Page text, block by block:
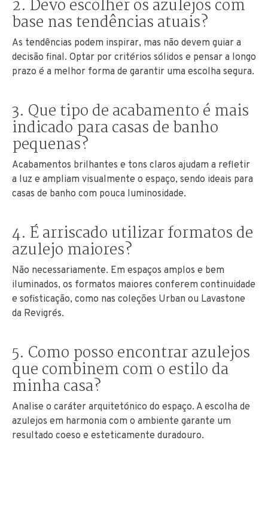
2. Devo escolher os azulejos com
base nas tendências atuais?
As tendências podem inspirar, mas não devem guiar a
decisão final. Optar por critérios sólidos e pensar a longo
prazo é a melhor forma de garantir uma escolha segura.
3. Que tipo de acabamento é mais
indicado para casas de banho
pequenas?
Acabamentos brilhantes e tons claros ajudam a refletir
a luz e ampliam visualmente o espaço, sendo ideais para
casas de banho com pouca luminosidade.
4. É arriscado utilizar formatos de
azulejo maiores?
Não necessariamente. Em espaços amplos e bem
iluminados, os formatos maiores conferem continuidade
e sofisticação, como nas coleções Urban ou Lavastone
da Revigrés.
5. Como posso encontrar azulejos
que combinem com o estilo da
minha casa?
Analise o caráter arquitetónico do espaço. A escolha de
azulejos em harmonia com o ambiente garante um
resultado coeso e esteticamente duradouro.